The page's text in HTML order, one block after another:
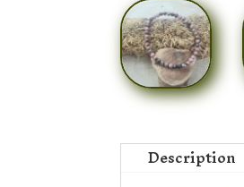
Description